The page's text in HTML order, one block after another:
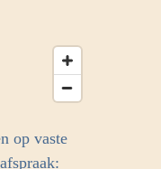
op vaste